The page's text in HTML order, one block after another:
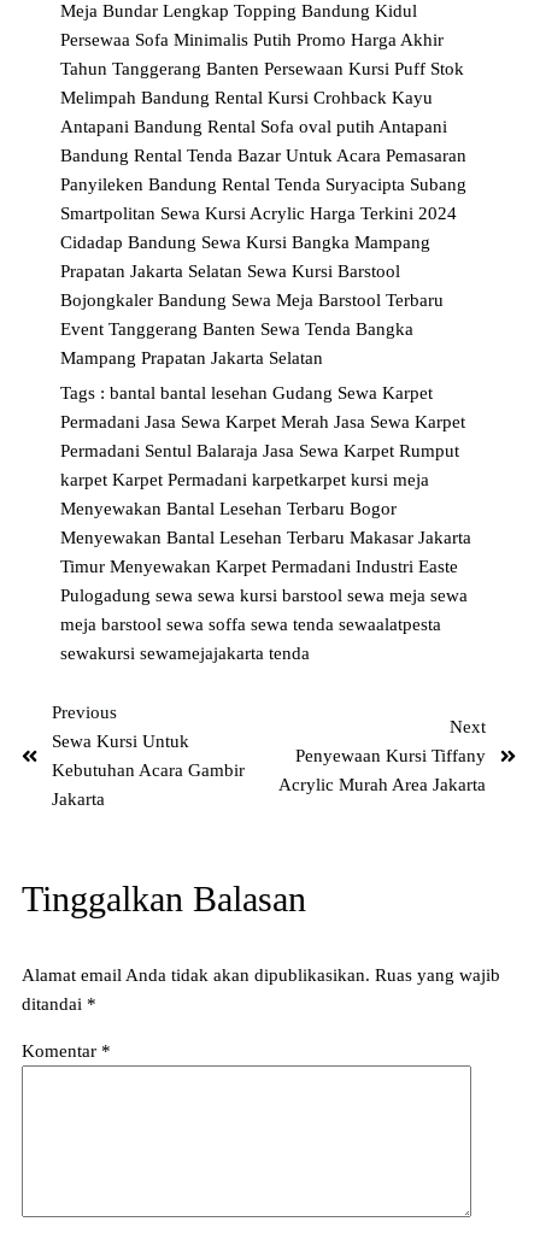
Meja Bundar Lengkap Topping Bandung Kidul
Persewaa Sofa Minimalis Putih Promo Harga Akhir
Tahun Tanggerang BantenPersewaan Kursi Puff Stok
Melimpah BandungRental Kursi Crohback Kayu
Antapani BandungRental Sofa oval putih Antapani
BandungRental Tenda Bazar Untuk Acara Pemasaran
Panyileken BandungRental Tenda Suryacipta Subang
Smartpolitan Sewa Kursi Acrylic Harga Terkini 2024
Cidadap Bandung Sewa Kursi Bangka Mampang
Prapatan Jakarta Selatan Sewa Kursi Barstool
Bojongkaler Bandung Sewa Meja Barstool Terbaru
Event Tanggerang Banten Sewa Tenda Bangka
Mampang Prapatan Jakarta Selatan
Tags : bantalbantal lesehanGudang Sewa Karpet
PermadaniJasa Sewa Karpet MerahJasa Sewa Karpet
Permadani Sentul BalarajaJasa Sewa Karpet Rumput
karpetKarpet Permadanikarpetkarpetkursimeja
Menyewakan Bantal Lesehan Terbaru Bogor
Menyewakan Bantal Lesehan Terbaru Makasar Jakarta
TimurMenyewakan Karpet Permadani Industri Easte
Pulogadungsewasewa kursi barstoolsewa mejasewa
meja barstoolsewa soffasewa tendasewaalatpesta
sewakursisewamejajakartatenda
Previous
Sewa Kursi Untuk
Kebutuhan Acara Gambir
Jakarta
Next
Penyewaan Kursi Tiffany
Acrylic Murah Area Jakarta
Tinggalkan Balasan
Alamat email Anda tidak akan dipublikasikan. Ruas yang wajib
ditandai *
Komentar *